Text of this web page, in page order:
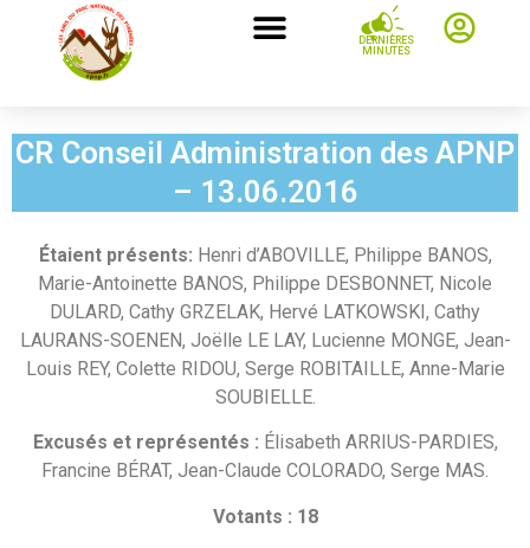
DERNIÈRES
MINUTES
CR Conseil Administration des APNP
– 13.06.2016
Étaient présents: Henri d’ABOVILLE, Philippe BANOS,
Marie-Antoinette BANOS, Philippe DESBONNET, Nicole
DULARD, Cathy GRZELAK, Hervé LATKOWSKI, Cathy
LAURANS-SOENEN, Joëlle LE LAY, Lucienne MONGE, Jean-
Louis REY, Colette RIDOU, Serge ROBITAILLE, Anne-Marie
SOUBIELLE.
Excusés et représentés : Élisabeth ARRIUS-PARDIES,
Francine BÉRAT, Jean-Claude COLORADO, Serge MAS.
Votants : 18